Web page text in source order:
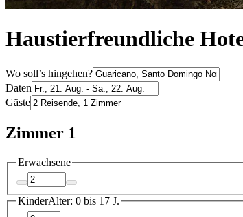
Haustierfreundliche
Wo soll’s hingehen?
Daten
Gäste
Zimmer 1
Erwachsene
KinderAlter: 0 bis 17 J.